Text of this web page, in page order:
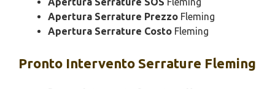
Apertura Serrature Prezzo Fleming
Apertura Serrature Costo Fleming
Pronto Intervento Serrature Fleming